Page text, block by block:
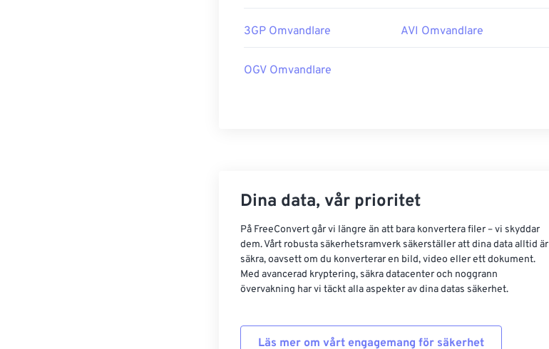
3GP Omvandlare AVI Omvandlare
OGV Omvandlare
Dina data, vår prioritet
På FreeConvert går vi längre än att bara konvertera filer – vi skyddar
dem. Vårt robusta säkerhetsramverk säkerställer att dina data alltid är
säkra, oavsett om du konverterar en bild, video eller ett dokument.
Med avancerad kryptering, säkra datacenter och noggrann
övervakning har vi täckt alla aspekter av dina datas säkerhet.
Läs mer om vårt engagemang för säkerhet